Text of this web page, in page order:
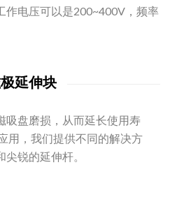
作电压可以是200~400V，频率
延伸块
吸盘磨损，从而延长使用寿
用，我们提供不同的解决方
锐的延伸杆。